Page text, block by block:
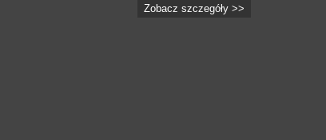
Zobacz szczegóły >>